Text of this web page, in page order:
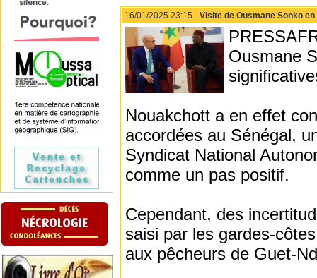
16/01/2025 23:15 - Visite de Ousmane Sonko
Ousmane
Nouakchott a en effet
accordées au Sénégal,
Syndicat National
comme un pas positif.
Cependant, des
saisi par les gardes-
aux pêcheurs de Guet-